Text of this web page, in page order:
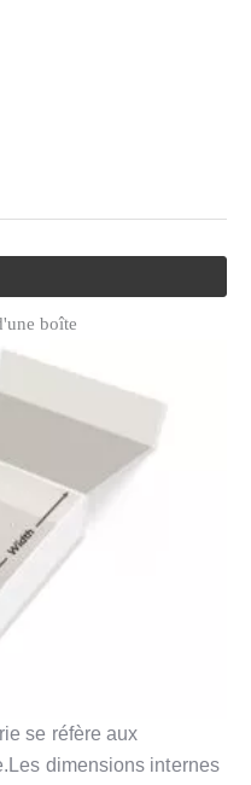
boîte
se réfère aux
dimensions internes